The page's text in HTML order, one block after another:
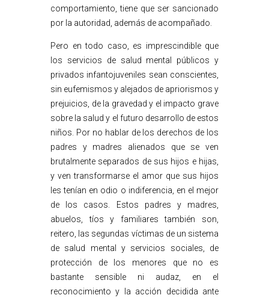
comportamiento, tiene que ser sancionado
por la autoridad, además de acompañado.
Pero en todo caso, es imprescindible que
los servicios de salud mental públicos y
privados infantojuveniles sean conscientes,
sin eufemismos y alejados de apriorismos y
prejuicios, de la gravedad y el impacto grave
sobre la salud y el futuro desarrollo de estos
niños. Por no hablar de los derechos de los
padres y madres alienados que se ven
brutalmente separados de sus hijos e hijas,
y ven transformarse el amor que sus hijos
les tenían en odio o indiferencia, en el mejor
de los casos. Estos padres y madres,
abuelos, tíos y familiares también son,
reitero, las segundas víctimas de un sistema
de salud mental y servicios sociales, de
protección de los menores que no es
bastante sensible ni audaz, en el
reconocimiento y la acción decidida ante